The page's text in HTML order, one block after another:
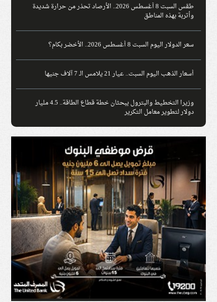
طقس السبت 8 أغسطس 2026.. الأرصاد تحذر من حرارة شديدة
وأتربة بهذه المناطق
سعر الدولار اليوم السبت 8 أغسطس 2026.. الأخضر بكام؟
أسعار الذهب اليوم السبت.. عيار 21 يلامس الـ 7 آلاف جنيها
وزيرا التخطيط والبترول يبحثان خطة قطاع الطاقة.. 4.5 مليار
دولار لتطوير معامل التكرير